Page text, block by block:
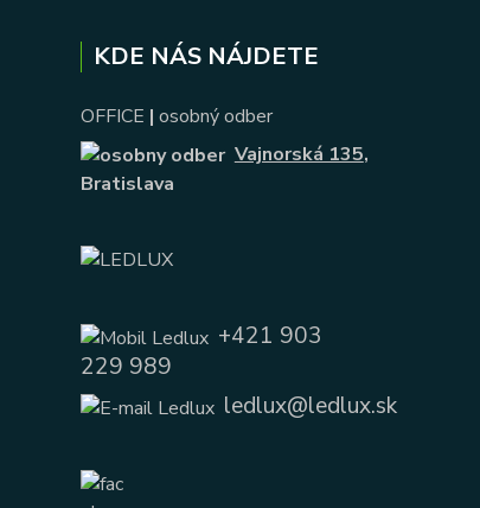
KDE NÁS NÁJDETE
OFFICE | osobný odber
Vajnorská 135,
Bratislava
+421 903
229 989
ledlux@ledlux.sk